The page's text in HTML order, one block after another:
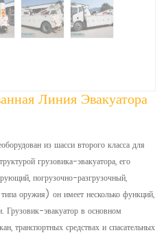
Линия Эвакуатора
из шасси второго класса для
грузовика-эвакуатора, его
погрузочно-разгрузочный,
оружия) он имеет несколько функций,
Грузовик-эвакуатор в основном
транспортных средствах и спасательных